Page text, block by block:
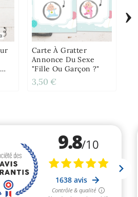
Carte À Gratter
Annonce Du Sexe
"Fille Ou Garçon ?"
3,50 €
›